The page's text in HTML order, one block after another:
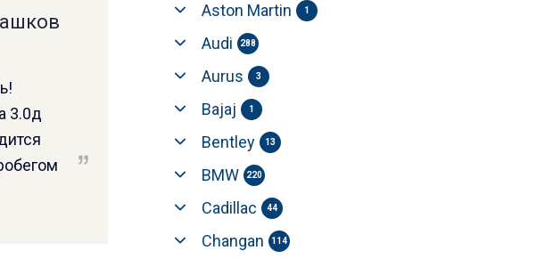
3.0д
Aston Martin 1
Audi 288
Aurus 3
Bajaj 1
Bentley 13
BMW 220
Cadillac 44
Changan 114